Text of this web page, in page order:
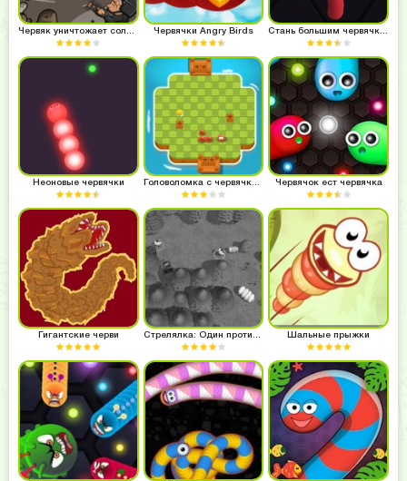
Червячки Angry Birds
Неоновые червячки Головоломка с червячками Червячок ест червячка
Гигантские черви Стрелялка: Один против червячков Шальные прыжки